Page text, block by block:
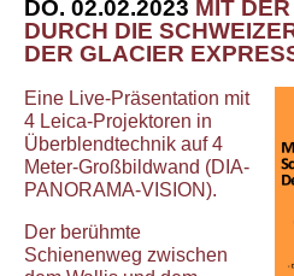
DO. 02.02.2023 MIT
DURCH DIE
DER GLACIER
Eine Live-Präsentation mit
4 Leica-Projektoren in
Überblendtechnik auf 4
Meter-Großbildwand (DIA-
PANORAMA-VISION).
Der berühmte
Schienenweg zwischen